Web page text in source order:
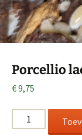
Porcellio
€9,75
Porcellio
laevis